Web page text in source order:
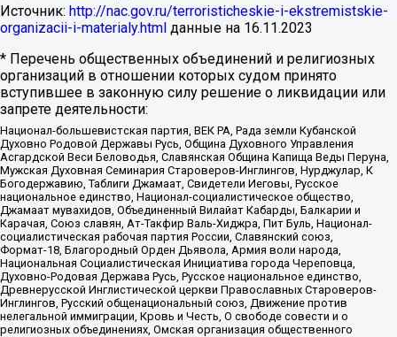
Источник: http://nac.gov.ru/terroristicheskie-i-ekstremistskie-
organizacii-i-materialy.html данные на 16.11.2023
* Перечень общественных объединений и религиозных
организаций в отношении которых судом принято
вступившее в законную силу решение о ликвидации или
запрете деятельности:
Национал-большевистская партия, ВЕК РА, Рада земли Кубанской
Духовно Родовой Державы Русь, Община Духовного Управления
Асгардской Веси Беловодья, Славянская Община Капища Веды Перуна,
Мужская Духовная Семинария Староверов-Инглингов, Нурджулар, К
Богодержавию, Таблиги Джамаат, Свидетели Иеговы, Русское
национальное единство, Национал-социалистическое общество,
Джамаат мувахидов, Объединенный Вилайат Кабарды, Балкарии и
Карачая, Союз славян, Ат-Такфир Валь-Хиджра, Пит Буль, Национал-
социалистическая рабочая партия России, Славянский союз,
Формат-18, Благородный Орден Дьявола, Армия воли народа,
Национальная Социалистическая Инициатива города Череповца,
Духовно-Родовая Держава Русь, Русское национальное единство,
Древнерусской Инглистической церкви Православных Староверов-
Инглингов, Русский общенациональный союз, Движение против
нелегальной иммиграции, Кровь и Честь, О свободе совести и о
религиозных объединениях, Омская организация общественного